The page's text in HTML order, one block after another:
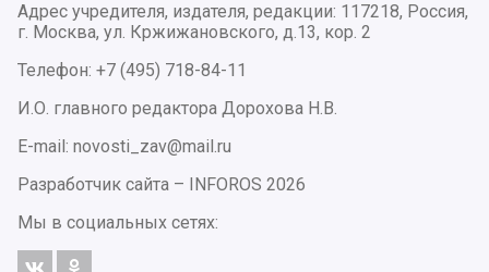
Адрес учредителя, издателя, редакции: 117218, Россия,
г. Москва, ул. Кржижановского, д.13, кор. 2
Телефон: +7 (495) 718-84-11
И.О. главного редактора Дорохова Н.В.
E-mail: novosti_zav@mail.ru
Разработчик сайта –
INFOROS 2026
Мы в социальных сетях: